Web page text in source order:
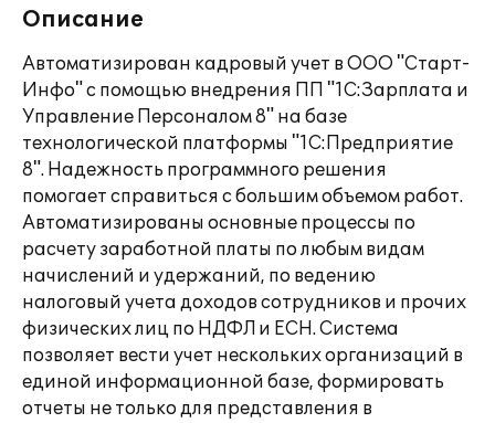
Описание
Автоматизирован кадровый учет в ООО "Старт-
Инфо" с помощью внедрения ПП "1С:Зарплата и
Управление Персоналом 8" на базе
технологической платформы "1С:Предприятие
8". Надежность программного решения
помогает справиться с большим объемом работ.
Автоматизированы основные процессы по
расчету заработной платы по любым видам
начислений и удержаний, по ведению
налоговый учета доходов сотрудников и прочих
физических лиц по НДФЛ и ЕСН. Система
позволяет вести учет нескольких организаций в
единой информационной базе, формировать
отчеты не только для представления в